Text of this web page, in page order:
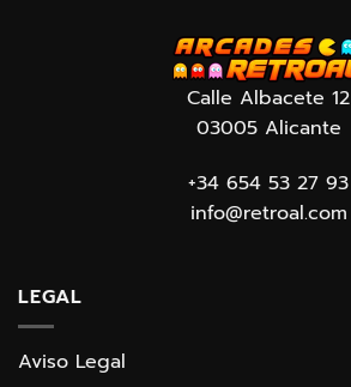
Calle Albacete 12
03005 Alicante
+34 654 53 27 93
info@retroal.com
LEGAL
Aviso Legal